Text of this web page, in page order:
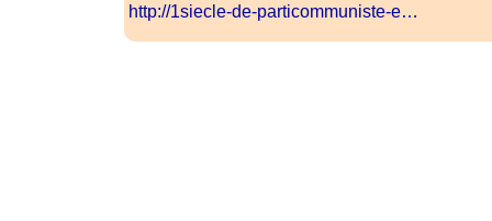
http://1siecle-de-particommuniste-e…